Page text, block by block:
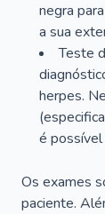
negra
a sua
Teste
herpes.
é
Os exames
paciente.